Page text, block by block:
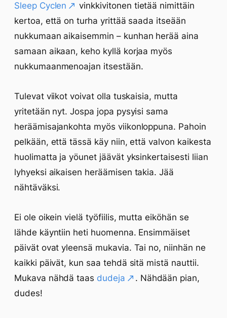
Sleep Cyclen
vinkkivitonen tietää nimittäin
kertoa, että on turha yrittää saada itseään
nukkumaan aikaisemmin – kunhan herää aina
samaan aikaan, keho kyllä korjaa myös
nukkumaanmenoajan itsestään.
Tulevat viikot voivat olla tuskaisia, mutta
yritetään nyt. Jospa jopa pysyisi sama
heräämisajankohta myös viikonloppuna. Pahoin
pelkään, että tässä käy niin, että valvon kaikesta
huolimatta ja yöunet jäävät yksinkertaisesti liian
lyhyeksi aikaisen heräämisen takia. Jää
nähtäväksi.
Ei ole oikein vielä työfiilis, mutta eiköhän se
lähde käyntiin heti huomenna. Ensimmäiset
päivät ovat yleensä mukavia. Tai no, niinhän ne
kaikki päivät, kun saa tehdä sitä mistä nauttii.
Mukava nähdä taas dudeja
. Nähdään pian,
dudes!